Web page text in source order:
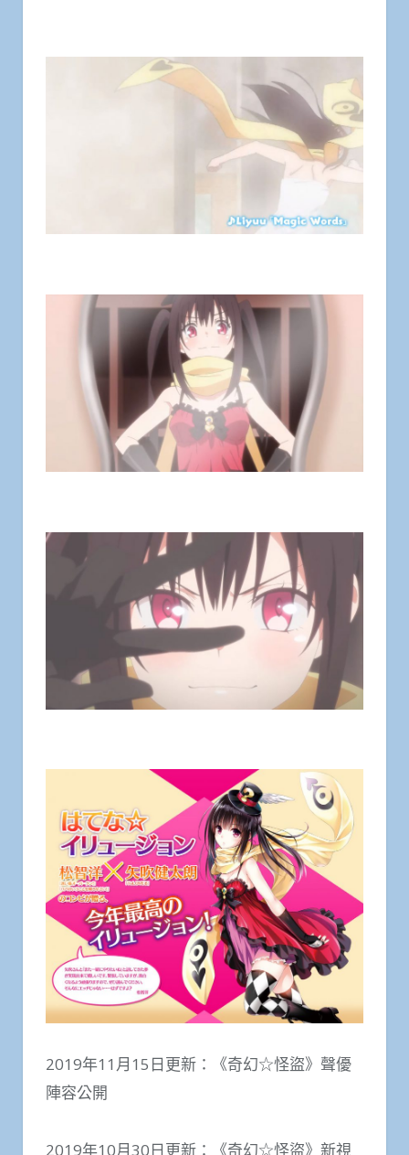
2019年11月15日更新：《奇幻☆怪盜》聲優
陣容公開
2019年10月30日更新：《奇幻☆怪盜》新視